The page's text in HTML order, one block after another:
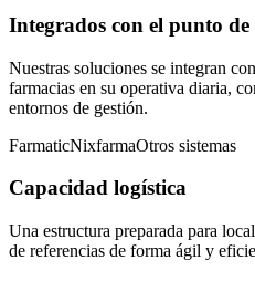
Integrados con el punto de
Nuestras soluciones se integran
farmacias en su operativa diaria,
entornos de gestión.
FarmaticNixfarmaOtros sistemas
Capacidad logística
Una estructura preparada para
de referencias de forma ágil y